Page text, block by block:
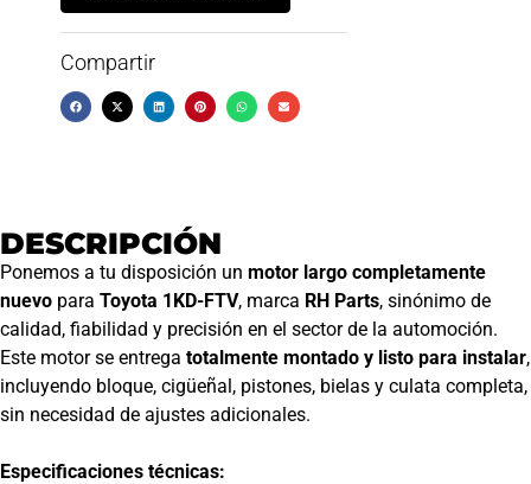
Compartir
DESCRIPCIÓN
Ponemos a tu disposición un motor largo completamente
nuevo para Toyota 1KD-FTV, marca RH Parts, sinónimo de
calidad, fiabilidad y precisión en el sector de la automoción.
Este motor se entrega totalmente montado y listo para instalar,
incluyendo bloque, cigüeñal, pistones, bielas y culata completa,
sin necesidad de ajustes adicionales.
Especificaciones técnicas: